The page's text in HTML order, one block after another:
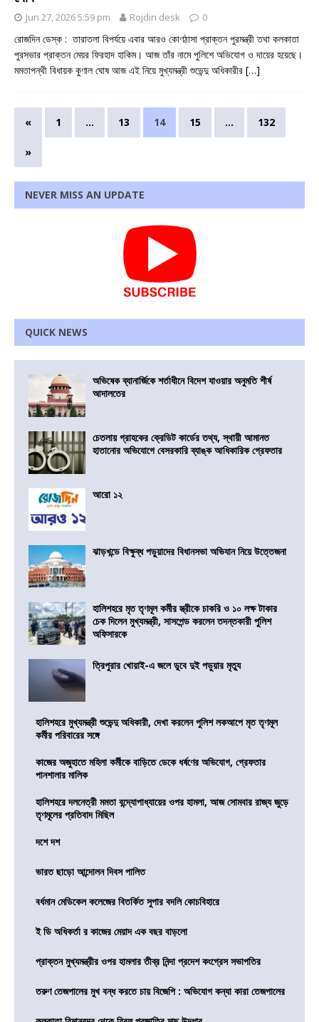
Jun 27, 2026 5:59 pm Rojdin desk 0
রোজদিন ডেস্ক : তারাতলা বিপর্যয়ে এবার আরও কোণঠাসা প্রাক্তন পুরমন্ত্রী তথা কলকাতা
পুরসভার প্রাক্তন মেয়র ফিরহাদ হাকিম। আজ তাঁর নামে পুলিশে অভিযোগ ও দায়ের হয়েছে।
মমতাপন্থী বিধায়ক কুণাল ঘোষ আজ এই নিয়ে মুখ্যমন্ত্রী শুভেন্দু অধিকারীর […]
« 1 … 13 14 15 … 132
»
NEVER MISS AN UPDATE
QUICK NEWS
অভিষেক ব্যানার্জিকে শর্তাধীনে বিদেশ যাওয়ার অনুমতি শীর্ষ
আদালতের
চেতলায় গ্রাহকের ক্রেডিট কার্ডের তথ্য, স্থায়ী আমানত
হাতানোর অভিযোগে বেসরকারি ব্যাঙ্ক আধিকারিক গ্রেফতার
আরো ১২
ঝাড়খন্ডে বিক্ষুব্ধ পড়ুয়াদের বিধানসভা অভিযান নিয়ে উত্তেজনা
হালিশহরে মৃত তৃণমূল কর্মীর স্ত্রীকে চাকরি ও ১০ লক্ষ টাকার
চেক দিলেন মুখ্যমন্ত্রী, সাসপেন্ড করলেন তদন্তকারী পুলিশ
অফিসারকে
ত্রিপুরার খোয়াই-এ জলে ডুবে দুই পড়ুয়ার মৃত্যু
হালিশহরে মুখ্যমন্ত্রী শুভেন্দু অধিকারী, দেখা করলেন পুলিশ লকআপে মৃত তৃণমূল
কর্মীর পরিবারের সঙ্গে
কাজের অজুহাতে মহিলা কর্মীকে বাড়িতে ডেকে ধর্ষণের অভিযোগ, গ্রেফতার
পানশালার মালিক
হালিশহরে দলনেত্রী মমতা বন্দ্যোপাধ্যায়ের ওপর হামলা, আজ সোমবার রাজ্য জুড়ে
তৃণমূলের প্রতিবাদ মিছিল
দশে দশ
ভারত ছাড়ো আন্দোলন দিবস পালিত
বর্ধমান মেডিকেল কলেজের বিতর্কিত সুপার বদলি কোচবিহারে
ই ডি অধিকর্তা র কাজের মেয়াদ এক বছর বাড়লো
প্রাক্তন মুখ্যমন্ত্রীর ওপর হামলার তীব্র নিন্দা প্রদেশ কংগ্রেস সভাপতির
তরুণ তেজপালের মুখ বন্ধ করতে চায় বিজেপি : অভিযোগ কন্যা কারা তেজপালের